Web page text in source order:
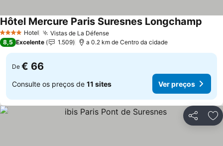
4 EstrelasHotel Vistas de La DéfenseVer preços
Hôtel Mercure Paris Suresnes Longchamp
8,5 Excelente 1.509 a 0.2 km de Centro da cidade
De € 66
Consulte os preços de 11 sites Ver preços
Partilhar